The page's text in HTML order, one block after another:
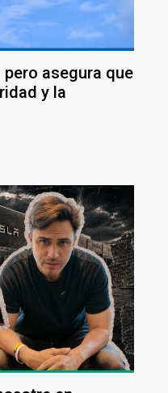
asegura que
y la